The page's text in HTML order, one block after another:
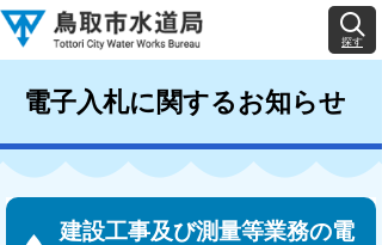
探す
電子入札に関するお知らせ
建設工事及び測量等業務の電